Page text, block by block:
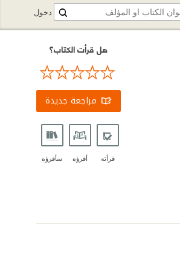
هل قرأت الكتاب؟
مراجعة جديدة
قرأته أقرؤه سأقرؤه
دخول